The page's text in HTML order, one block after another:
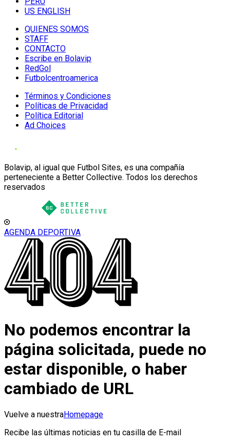
US ENGLISH
QUIENES SOMOS
STAFF
CONTACTO
Escribe en Bolavip
RedGol
Futbolcentroamerica
Términos y Condiciones
Políticas de Privacidad
Política Editorial
Ad Choices
Bolavip, al igual que Futbol Sites, es una compañía
perteneciente a Better Collective. Todos los derechos
reservados
AGENDA DEPORTIVA
No podemos encontrar la
página solicitada, puede no
estar disponible, o haber
cambiado de URL
Vuelve a nuestraHomepage
Recibe las últimas noticias en tu casilla de E-mail